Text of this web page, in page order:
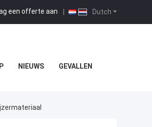
Dutch
een offerte aan |
NIEUWS GEVALLEN